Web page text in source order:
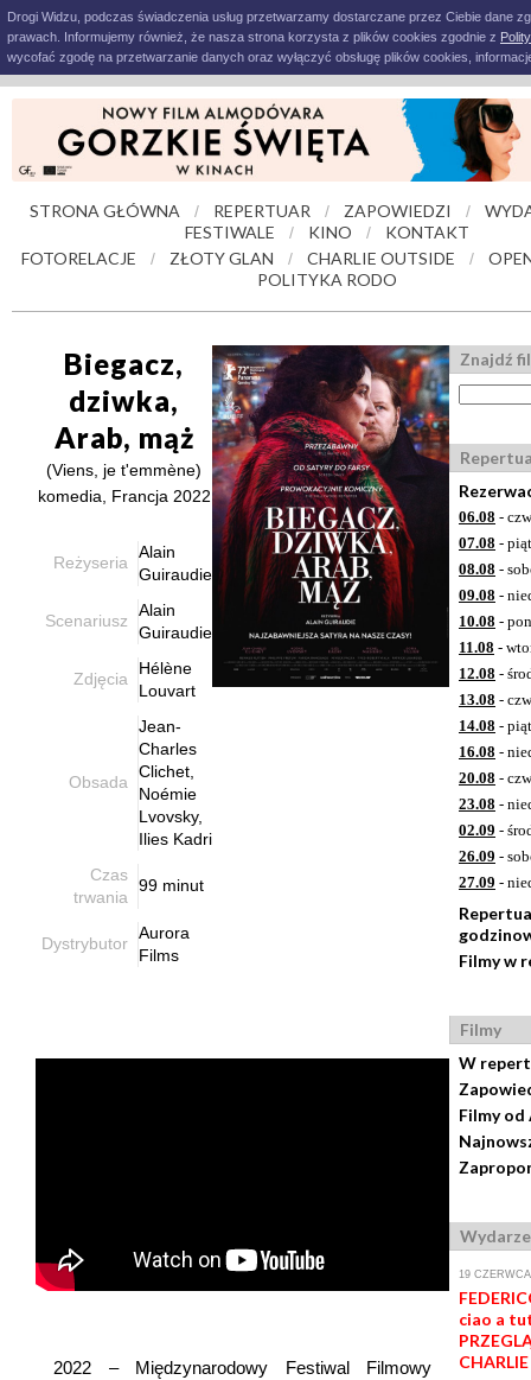
Drogi Widzu, podczas świadczenia usług przetwarzamy dostarczane przez Ciebie dane
prawach. Informujemy również, że nasza strona korzysta z plików cookies zgodnie z
wycofać zgodę na przetwarzanie danych oraz wyłączyć obsługę plików cookies,
STRONA GŁÓWNA / REPERTUAR / ZAPOWIEDZI /
FESTIWALE
/ KINO /
KONTAKT
FOTORELACJE
/ ZŁOTY GLAN / CHARLIE OUTSIDE /
POLITYKA RODO
Biegacz,
dziwka,
Arab, mąż
(Viens, je t'emmène)
komedia, Francja 2022
Reżyseria
Alain
Guiraudie
Scenariusz
Alain
Guiraudie
Zdjęcia
Hélène
Louvart
Obsada
Jean-
Charles
Clichet,
Noémie
Lvovsky,
Ilies Kadri
Czas
trwania
99 minut
Dystrybutor
Aurora
Films
2022 – Międzynarodowy Festiwal Filmowy
Znajdź
06.08 -
07.08 -
08.08 -
09.08 -
10.08 -
11.08 -
12.08 -
13.08 -
14.08 -
16.08 -
20.08 -
23.08 -
02.09 -
26.09 -
27.09 -
Filmy w
Filmy
W
Filmy od
19
ciao a
CHARLIE